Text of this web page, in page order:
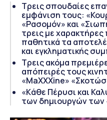
Τρεις σπουδαίες
εμφάνιση τους:
«Ρασομόν» και
τρεις με
παθητικά τα
και εγκληματικής
Τρεις ακόμα
απόπειρές τους
«MaXXXine»
«Kάθε Πέρυσι και
των δημιουργών των